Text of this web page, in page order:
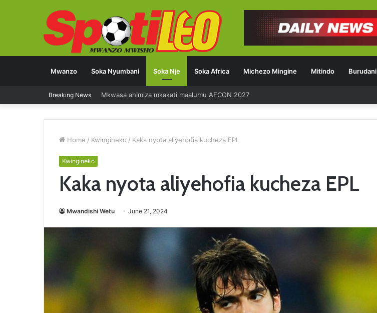
Mwanzo Soka Nyumbani Soka Nje Soka Africa Michezo Mingine Mitindo Burudani
Breaking News
Home / Kwingineko / Kaka nyota aliyehofia kucheza EPL
Kwingineko
Kaka nyota aliyehofia kucheza EPL
Mwandishi Wetu June 21, 2024